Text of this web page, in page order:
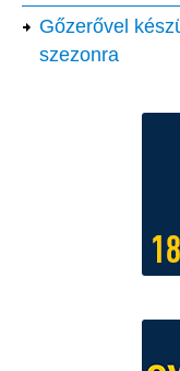
Gőzerővel
szezonra